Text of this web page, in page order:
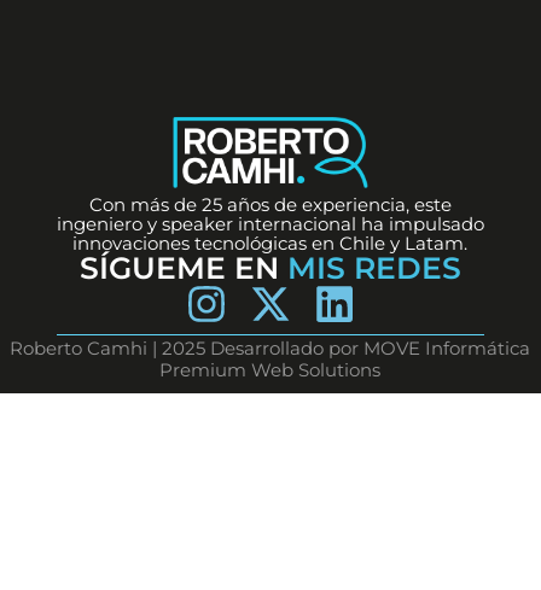
Con más de 25 años de experiencia, este
ingeniero y speaker internacional ha impulsado
innovaciones tecnológicas en Chile y Latam.
SÍGUEME EN MIS REDES
Roberto Camhi | 2025 Desarrollado por MOVE Informática
Premium Web Solutions